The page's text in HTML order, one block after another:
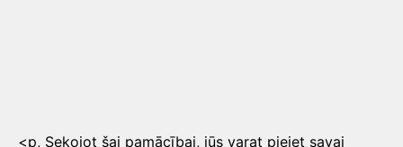
<p, Sekojot šai pamācībai, jūs varat pieiet savai